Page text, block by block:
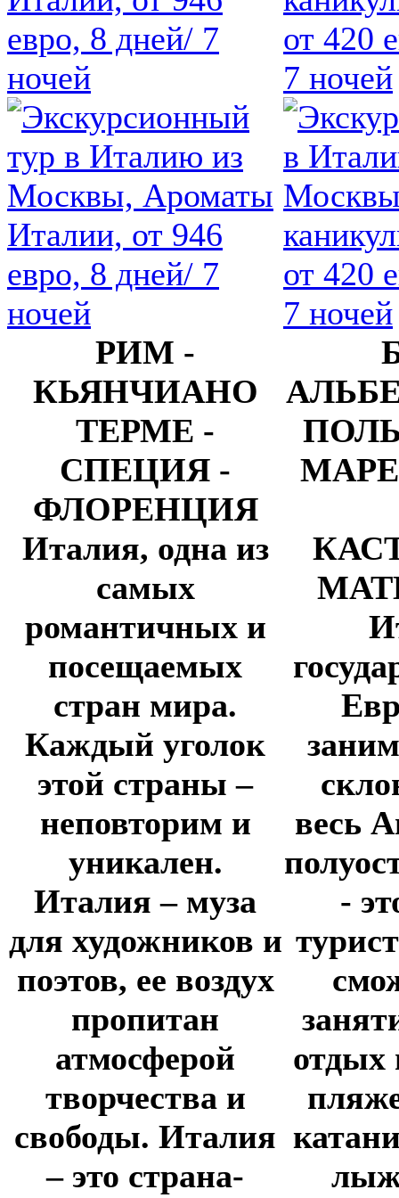
евро, 8 дней/ 7
ночей
РИМ -
КЬЯНЧИАНО
ТЕРМЕ -
СПЕЦИЯ -
ФЛОРЕНЦИЯ
Италия, одна из
самых
романтичных и
посещаемых
стран мира.
Каждый уголок
этой страны –
неповторим и
уникален.
Италия – муза
для художников и
поэтов, ее воздух
пропитан
атмосферой
творчества и
свободы. Италия
– это страна-
от 420
7 ночей
весь
-
отдых